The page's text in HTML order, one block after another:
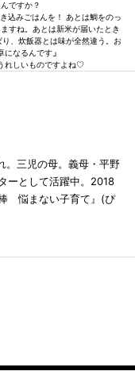
ですか？
込みごはんを！ あとは鯛をのっ
すね。あとは新米が届いたとき
、炊飯器とは味が全然違う。お
になるんです 」
れしいものですよね♡
。三児の母。義母・平野
ーとして活躍中。2018
悩まない子育て』(ぴ